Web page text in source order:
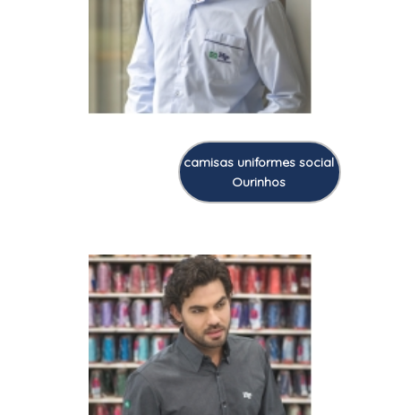
camisas uniformes social
Ourinhos